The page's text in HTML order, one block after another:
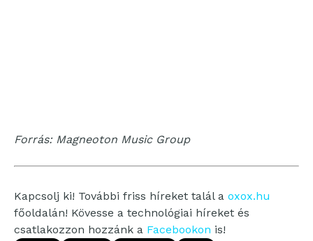
Forrás: Magneoton Music Group
Kapcsolj ki! További friss híreket talál a oxox.hu
főoldalán! Kövesse a technológiai híreket és
csatlakozzon hozzánk a Facebookon is!